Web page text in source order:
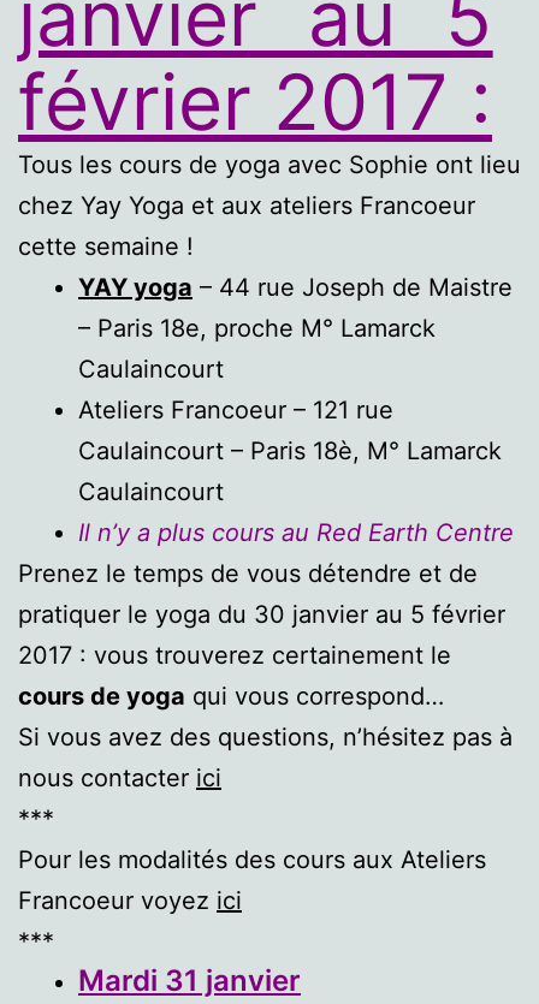
février 2017 :
Tous les cours de yoga avec Sophie ont lieu
chez Yay Yoga et aux ateliers Francoeur
cette semaine !
YAY yoga – 44 rue Joseph de Maistre
– Paris 18e, proche M° Lamarck
Caulaincourt
Ateliers Francoeur – 121 rue
Caulaincourt – Paris 18è, M° Lamarck
Caulaincourt
Il n’y a plus cours au Red Earth Centre
Prenez le temps de vous détendre et de
pratiquer le yoga du 30 janvier au 5 février
2017 : vous trouverez certainement le
cours de yoga qui vous correspond…
Si vous avez des questions, n’hésitez pas à
nous contacter ici
***
Pour les modalités des cours aux Ateliers
Francoeur voyez ici
***
Mardi 31 janvier